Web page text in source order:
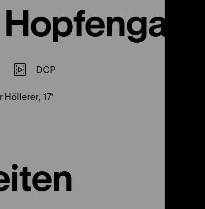
DCP
17'